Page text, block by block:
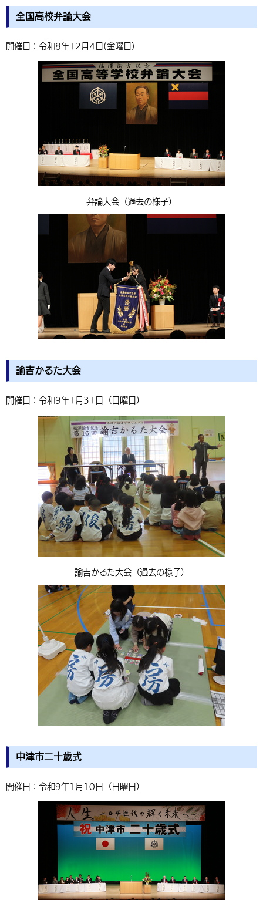
全国高校弁論大会
開催日：令和8年12月4日(金曜日)
弁論大会（過去の様子）
諭吉かるた大会
開催日：令和9年1月31日（日曜日）
諭吉かるた大会（過去の様子）
中津市二十歳式
開催日：令和9年1月10日（日曜日）